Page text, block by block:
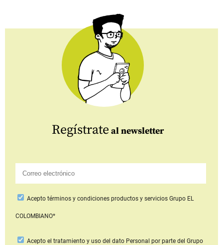
Regístrate al newsletter
Aceptotérminos y condiciones productos y serviciosGrupo EL
COLOMBIANO*
Acepto el tratamiento y uso del dato Personal por parte del Grupo